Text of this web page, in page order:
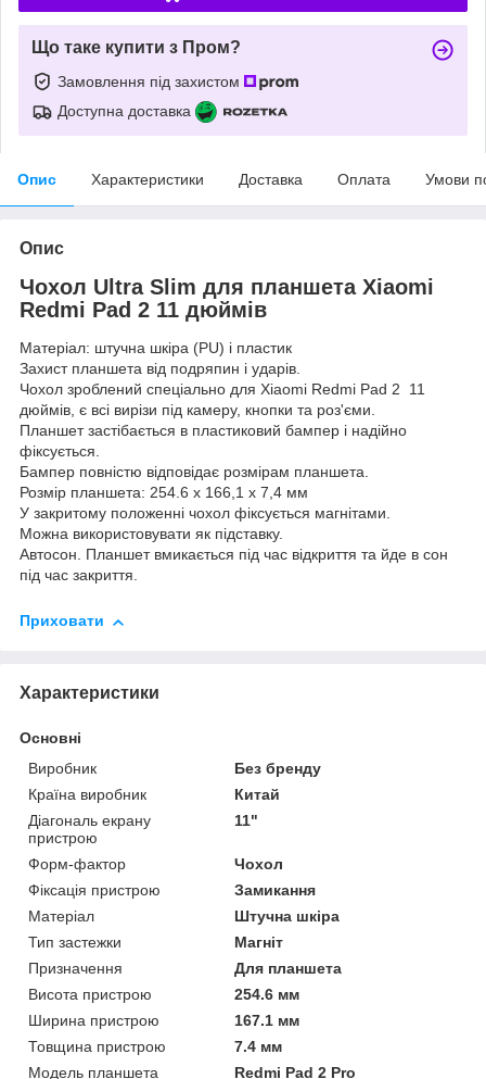
Що таке купити з Пром?
Замовлення під захистом
Доступна доставка
Опис Характеристики Доставка Оплата Умови
Опис
Чохол Ultra Slim для планшета Xiaomi
Redmi Pad 2 11 дюймів
Матеріал: штучна шкіра (PU) і пластик
Захист планшета від подряпин і ударів.
Чохол зроблений спеціально для Xiaomi Redmi Pad 2 11
дюймів, є всі вирізи під камеру, кнопки та роз'єми.
Планшет застібається в пластиковий бампер і надійно
фіксується.
Бампер повністю відповідає розмірам планшета.
Розмір планшета: 254.6 х 166,1 х 7,4 мм
У закритому положенні чохол фіксується магнітами.
Можна використовувати як підставку.
Автосон. Планшет вмикається під час відкриття та йде в сон
під час закриття.
Приховати
Характеристики
Основні
Виробник
Без бренду
Країна виробник
Китай
Діагональ екрану
пристрою
11"
Форм-фактор
Чохол
Фіксація пристрою
Замикання
Матеріал
Штучна шкіра
Тип застежки
Магніт
Призначення
Для планшета
Висота пристрою
254.6 мм
Ширина пристрою
167.1 мм
Товщина пристрою
7.4 мм
Модель планшета
Redmi Pad 2 Pro